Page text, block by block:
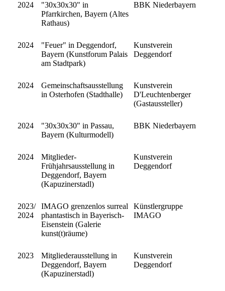
2024
"30x30x30" in
Pfarrkirchen, Bayern (Altes
Rathaus)
BBK Niederbayern
2024
"Feuer" in Deggendorf,
Bayern (Kunstforum Palais
am Stadtpark)
Kunstverein
Deggendorf
2024
Gemeinschaftsausstellung
in Osterhofen (Stadthalle)
Kunstverein
D'Leuchtenberger
(Gastaussteller)
2024
"30x30x30" in Passau,
Bayern (Kulturmodell)
BBK Niederbayern
2024
Mitglieder-
Frühjahrsausstellung in
Deggendorf, Bayern
(Kapuzinerstadl)
Kunstverein
Deggendorf
2023/
2024
IMAGO grenzenlos surreal
phantastisch in Bayerisch-
Eisenstein (Galerie
kunst(t)räume)
Künstlergruppe
IMAGO
2023
Mitgliederausstellung in
Deggendorf, Bayern
(Kapuzinerstadl)
Kunstverein
Deggendorf